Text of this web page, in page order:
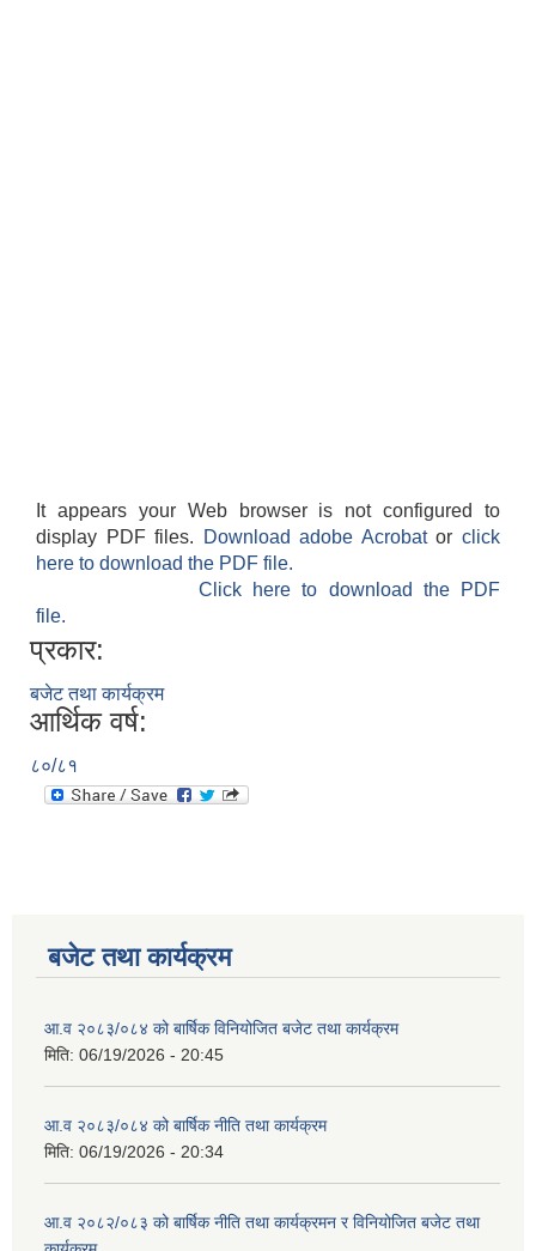
It appears your Web browser is not configured to
display PDF files.
Download adobe Acrobatorclick
here to download the PDF file.
Click here to download the PDF
file.
प्रकार:
बजेट तथा कार्यक्रम
आर्थिक वर्ष:
८०/८१
बजेट तथा कार्यक्रम
आ.व २०८३/०८४ को बार्षिक विनियोजित बजेट तथा कार्यक्रम
मिति: 06/19/2026 - 20:45
आ.व २०८३/०८४ को बार्षिक नीति तथा कार्यक्रम
मिति: 06/19/2026 - 20:34
आ.व २०८२/०८३ को बार्षिक नीति तथा कार्यक्रमन र विनियोजित बजेट तथा